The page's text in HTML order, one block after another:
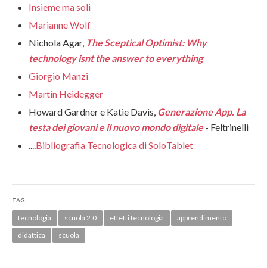
Insieme ma soli
Marianne Wolf
Nichola Agar, The Sceptical Optimist: Why
technology isnt the answer to everything
Giorgio Manzi
Martin Heidegger
Howard Gardner e Katie Davis, Generazione App. La
testa dei giovani e il nuovo mondo digitale - Feltrinelli
Bibliografia Tecnologica di SoloTablet
TAG
tecnologia scuola 2.0 effetti tecnologia
apprendimento
didattica
scuola